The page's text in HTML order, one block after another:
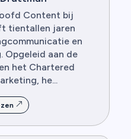
Content bij
tientallen jaren
en
Opgeleid aan de
het Chartered
he...